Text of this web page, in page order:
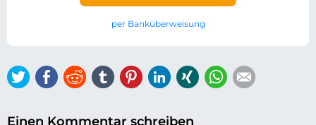
per Banküberweisung
TwitterFacebook
ReddittumblrPinterestLinkedIn
Xing WhatsApp
Einen Kommentar schreiben